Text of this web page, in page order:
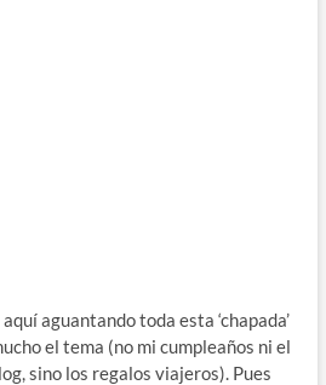
aguantando toda esta ‘chapada’
el tema (no mi cumpleaños ni el
sino los regalos viajeros). Pues